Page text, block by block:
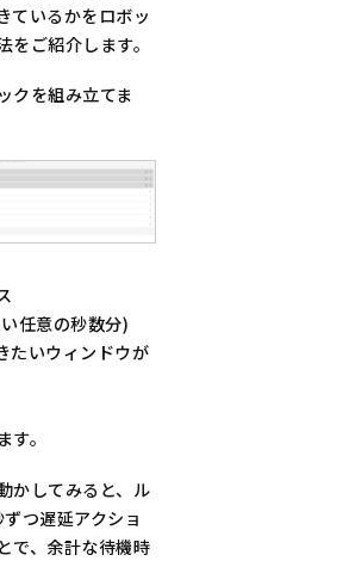
ているかをロボッ
をご紹介します。
クを組み立てま
任意の秒数分)
いウィンドウが
。
かしてみると、ル
つ遅延アクショ
で、余計な待機時